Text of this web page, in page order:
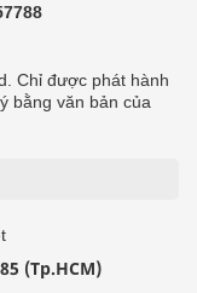
Chỉ được phát hành
bằng văn bản của
(Tp.HCM)